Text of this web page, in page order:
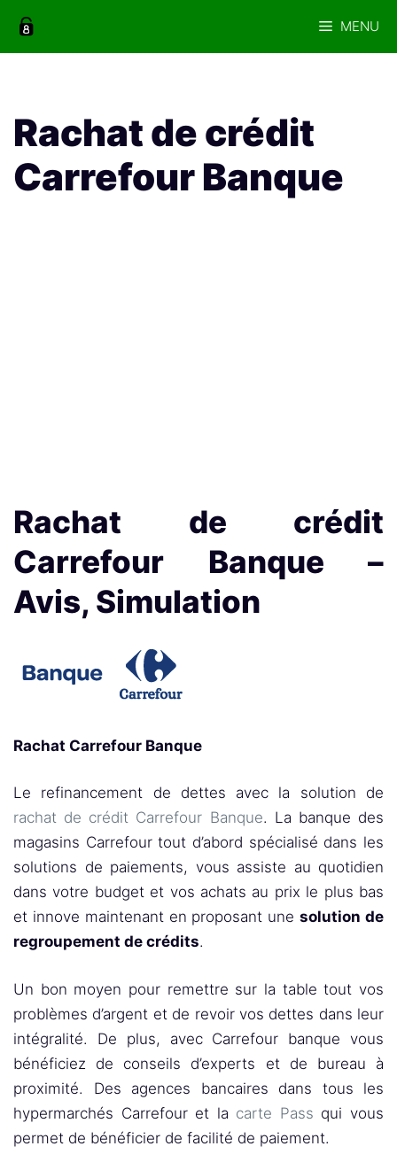
MENU
Rachat de crédit
Carrefour Banque
Rachat de crédit
Carrefour Banque –
Avis, Simulation
Rachat Carrefour Banque
Le refinancement de dettes avec la solution de
rachat de crédit Carrefour Banque. La banque des
magasins Carrefour tout d’abord spécialisé dans les
solutions de paiements, vous assiste au quotidien
dans votre budget et vos achats au prix le plus bas
et innove maintenant en proposant unesolution de
regroupement de crédits.
Un bon moyen pour remettre sur la table tout vos
problèmes d’argent et de revoir vos dettes dans leur
intégralité. De plus, avec Carrefour banque vous
bénéficiez de conseils d’experts et de bureau à
proximité. Des agences bancaires dans tous les
hypermarchés Carrefour et la carte Pass qui vous
permet de bénéficier de facilité de paiement.